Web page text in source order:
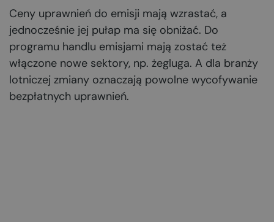
Ceny uprawnień do emisji mają wzrastać, a
jednocześnie jej pułap ma się obniżać. Do
programu handlu emisjami mają zostać też
włączone nowe sektory, np. żegluga. A dla branży
lotniczej zmiany oznaczają powolne wycofywanie
bezpłatnych uprawnień.